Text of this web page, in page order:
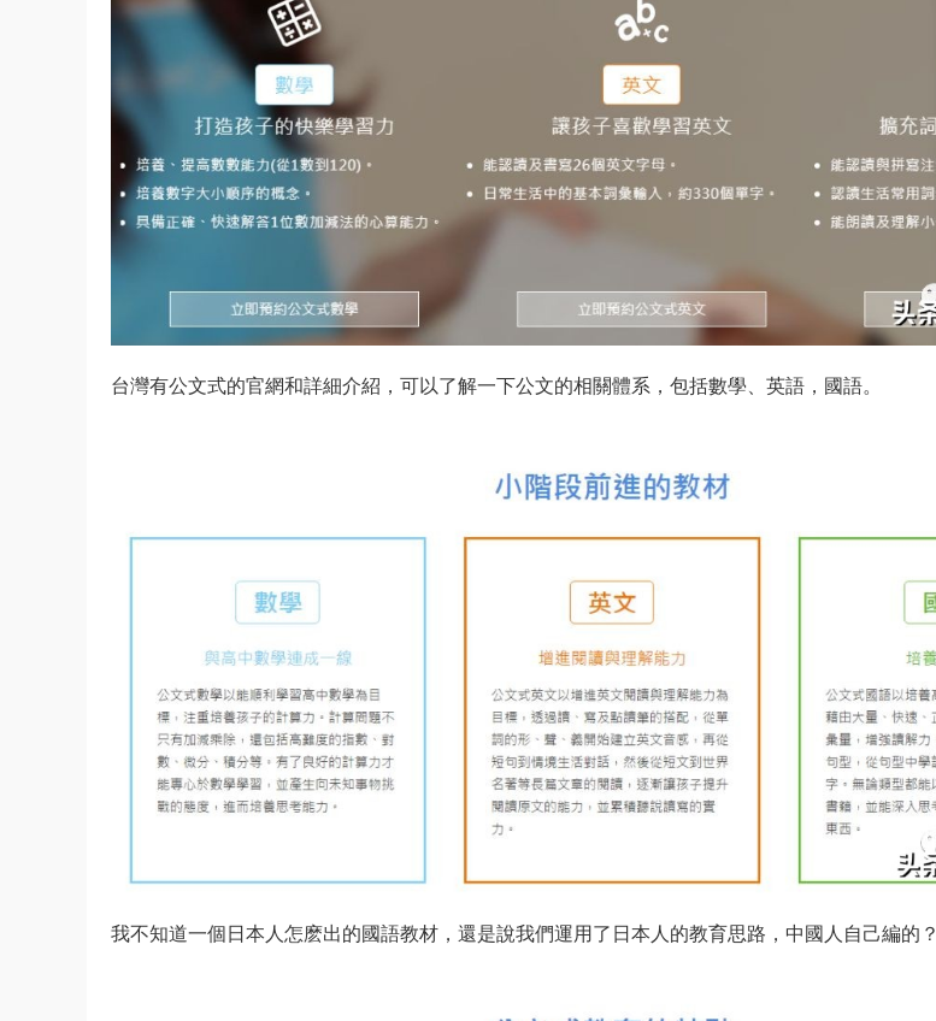
台灣有公文式的官網和詳細介紹，可以了解一下公文的相關體系，包括數學、英語，國語。
我不知道一個日本人怎麽出的國語教材，還是說我們運用了日本人的教育思路，中國人自己編的？